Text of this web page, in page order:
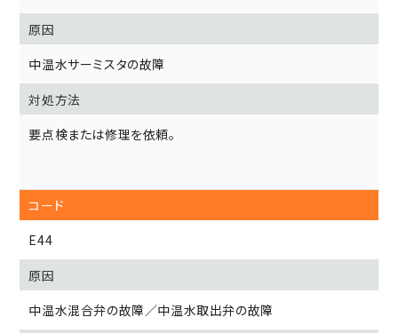
中温水サーミスタの故障
要点検または修理を依頼。
E44
中温水混合弁の故障／中温水取出弁の故障